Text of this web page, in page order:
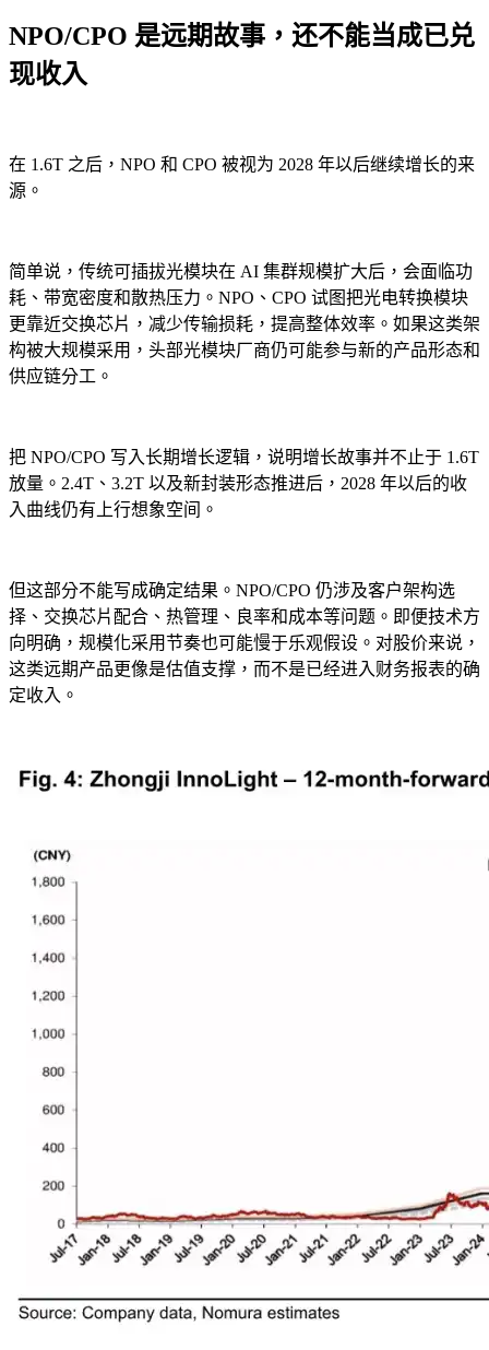
NPO/CPO 是远期故事，还不能当成已兑
现收入
在 1.6T 之后，NPO 和 CPO 被视为 2028 年以后继续增长的来
源。
简单说，传统可插拔光模块在 AI 集群规模扩大后，会面临功
耗、带宽密度和散热压力。NPO、CPO 试图把光电转换模块
更靠近交换芯片，减少传输损耗，提高整体效率。如果这类架
构被大规模采用，头部光模块厂商仍可能参与新的产品形态和
供应链分工。
把 NPO/CPO 写入长期增长逻辑，说明增长故事并不止于 1.6T
放量。2.4T、3.2T 以及新封装形态推进后，2028 年以后的收
入曲线仍有上行想象空间。
但这部分不能写成确定结果。NPO/CPO 仍涉及客户架构选
择、交换芯片配合、热管理、良率和成本等问题。即便技术方
向明确，规模化采用节奏也可能慢于乐观假设。对股价来说，
这类远期产品更像是估值支撑，而不是已经进入财务报表的确
定收入。